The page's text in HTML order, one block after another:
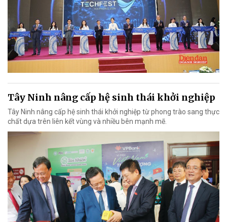
Tây Ninh nâng cấp hệ sinh thái khởi nghiệp
Tây Ninh nâng cấp hệ sinh thái khởi nghiệp từ phong trào sang thực
chất dựa trên liên kết vùng và nhiều bên mạnh mẽ.